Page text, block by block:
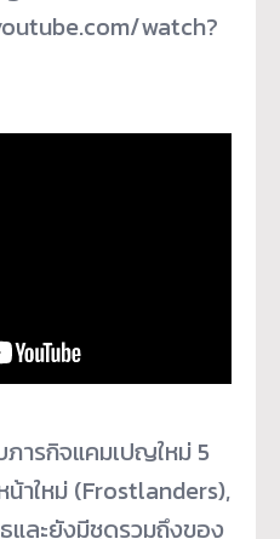
watch?
ารกิจแคมเปญใหม่ 5
าใหม่ (Frostlanders),
และยังมีชุดรวมถึงของ